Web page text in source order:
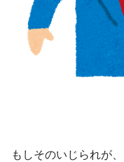
もしそのいじられが